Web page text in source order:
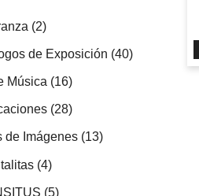
22
de Exposición 4040
Música 1616
2828
de Imágenes 1313
44
55